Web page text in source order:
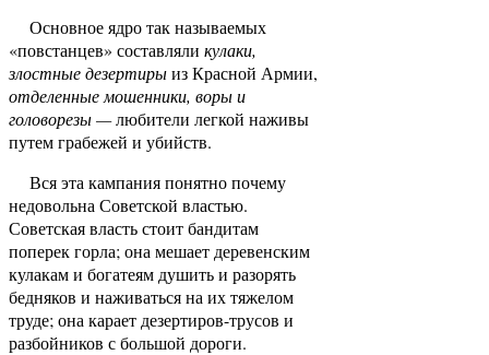
Основное ядро так называемых
«повстанцев» составляли кулаки,
злостные дезертирыиз Красной Армии,
отделенные мошенники, воры и
головорезы —любители легкой наживы
путем грабежей и убийств.
Вся эта кампания понятно почему
недовольна Советской властью.
Советская власть стоит бандитам
поперек горла; она мешает деревенским
кулакам и богатеям душить и разорять
бедняков и наживаться на их тяжелом
труде; она карает дезертиров-трусов и
разбойников с большой дороги.